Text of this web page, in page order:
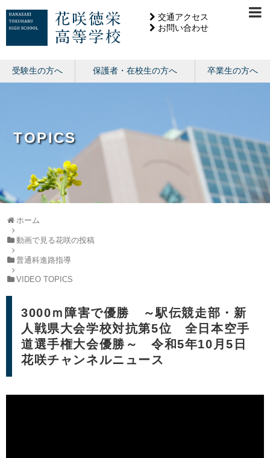
交通アクセス
お問い合わせ
受験生の方へ 保護者・在校生の方へ 卒業生の方へ
TOPICS
ホーム
動画で見る花咲の投稿
普通科進路指導
VIDEO TOPICS
3000ｍ障害で優勝 ～駅伝競走部・新
人戦県大会学校対抗第5位 全日本空手
道選手権大会優勝～ 令和5年10月5日
花咲チャンネルニュース